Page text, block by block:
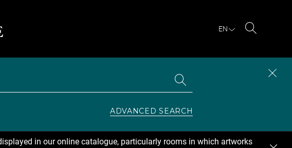
EN
ADVANCED SEARCH
in our online catalogue, particularly rooms in which artworks